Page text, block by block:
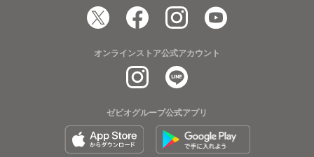
オンラインストア公式アカウント
ゼビオグループ公式アプリ